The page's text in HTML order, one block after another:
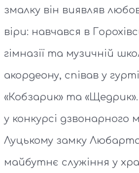
змалку він виявляв
віри: навчався в
гімназії та музичній
акордеону, співав у
«Кобзарик» та
у конкурсі
Луцькому замку
майбутнє служіння у